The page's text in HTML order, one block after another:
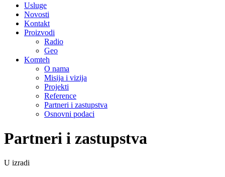
Usluge
Novosti
Kontakt
Proizvodi
Radio
Geo
Komteh
O nama
Misija i vizija
Projekti
Reference
Partneri i zastupstva
Osnovni podaci
Partneri i zastupstva
U izradi